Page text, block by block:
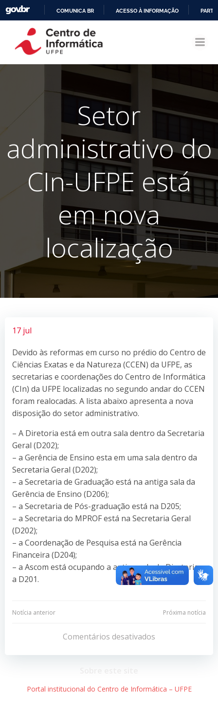
CONTEÚDO
COMUNICA BR ACESSO À INFORMAÇÃO
Setor
administrativo do
CIn-UFPE está
em nova
localização
17 jul
Devido às reformas em curso no prédio do Centro de
Ciências Exatas e da Natureza (CCEN) da UFPE, as
secretarias e coordenações do Centro de Informática
(CIn) da UFPE localizadas no segundo andar do CCEN
foram realocadas. A lista abaixo apresenta a nova
disposição do setor administrativo.
– A Diretoria está em outra sala dentro da Secretaria
Geral (D202);
– a Gerência de Ensino esta em uma sala dentro da
Secretaria Geral (D202);
– a Secretaria de Graduação está na antiga sala da
Gerência de Ensino (D206);
– a Secretaria de Pós-graduação está na D205;
– a Secretaria do MPROF está na Secretaria Geral
(D202);
– a Coordenação de Pesquisa está na Gerência
Financeira (D204);
– a Ascom está ocupando a antiga sala da Diretoria,
a D201.
Navegação
Post
Notícia anterior
Navegação
de
Post
Próxima notícia
Comentários desativados
Portal institucional do Centro de Informática – UFPE